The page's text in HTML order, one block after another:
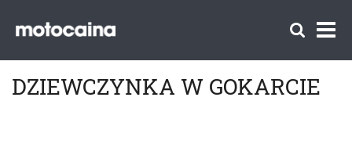
DZIEWCZYNKA W GOKARCIE